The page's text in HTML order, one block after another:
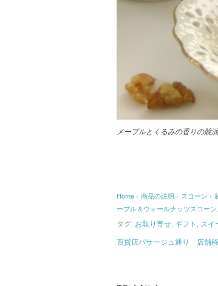
メープルとくるみの香りの競演
Home › 商品の説明 › スコーン ›
ープル＆ウォールナッツスコーン
タグ: お取り寄せ ギフト スイ
百貨店パサージュ通り 店舗